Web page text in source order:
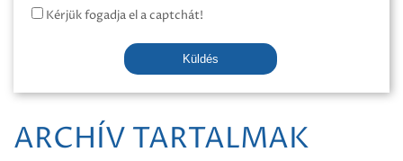
Kérjük fogadja el a captchát!
Küldés
ARCHÍV TARTALMAK